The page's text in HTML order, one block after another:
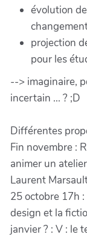
évolution
projection
pour les
--> imaginaire,
incertain ... ? ;D
Différentes
Fin novembre :
animer un
Laurent
25 octobre 17h
design et la
janvier ? : V : le